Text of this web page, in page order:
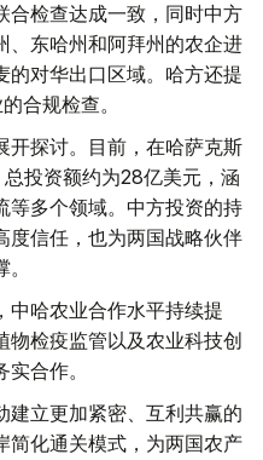
合检查达成一致，同时中方
、东哈州和阿拜州的农企进
的对华出口区域。哈方还提
合规检查。
开探讨。目前，在哈萨克斯
投资额约为28亿美元，涵
等多个领域。中方投资的持
度信任，也为两国战略伙伴
中哈农业合作水平持续提
物检疫监管以及农业科技创
合作。
建立更加紧密、互利共赢的
简化通关模式，为两国农产